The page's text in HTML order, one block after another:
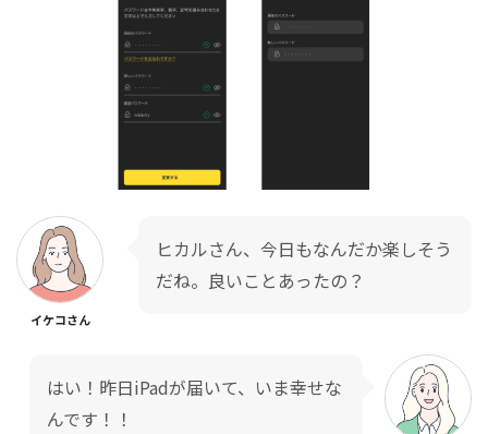
イケコさん
ヒカルさん、今日もなんだか楽しそう
だね。良いことあったの？
はい！昨日iPadが届いて、いま幸せな
んです！！